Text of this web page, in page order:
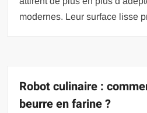
modernes. Leur surface lisse
Robot culinaire :
beurre en farine ?